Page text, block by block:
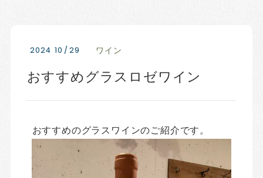
おすすめグラスロゼワイン
2024 10 / 29 ワイン
おすすめのグラスワインのご紹介です。